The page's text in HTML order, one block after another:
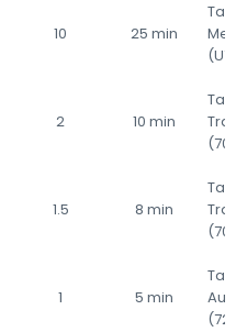
10 25 min
2 10 min
1.5 8 min
1 5 min